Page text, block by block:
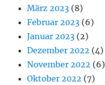
März 2023 (8)
Februar 2023 (6)
Januar 2023 (2)
Dezember 2022 (4)
November 2022 (6)
Oktober 2022 (7)